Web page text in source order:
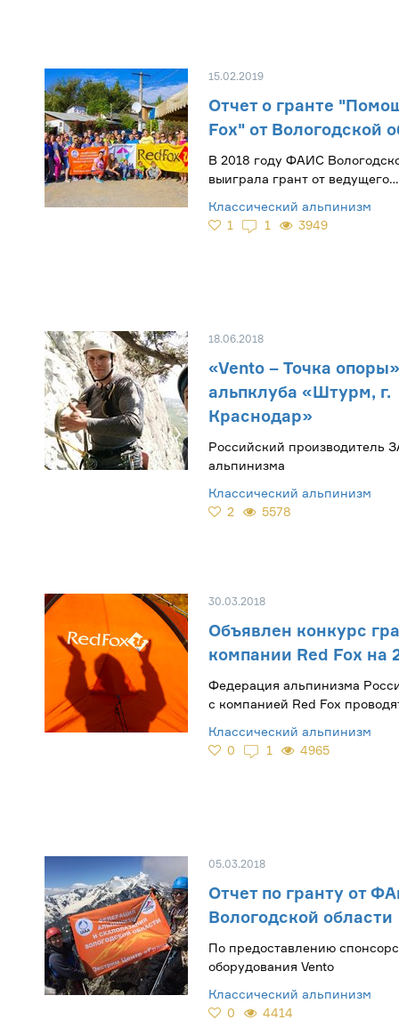
15.02.2019
Отчет о гранте
Fox" от Вологодской
​В 2018 году ФАИС
выиграла грант от ведущего
снаряжения компании
Классический альпинизм
1
1 3949
18.06.2018
«Vento – Точка
альпклуба «Штурм, г.
Краснодар»
Российский производитель
альпинизма
Классический альпинизм
2
5578
30.03.2018
Объявлен конкурс
компании Red Fox на
​Федерация альпинизма
с компанией Red Fox
массового альпинизма
Классический альпинизм
0
1 4965
05.03.2018
Отчет по гранту от
Вологодской области
По предоставлению
оборудования Vento
Классический альпинизм
0
4414